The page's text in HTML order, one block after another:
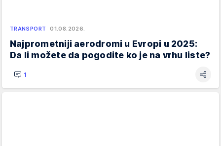
TRANSPORT 01.08.2026.
Najprometniji aerodromi u Evropi u 2025:
Da li možete da pogodite ko je na vrhu liste?
1